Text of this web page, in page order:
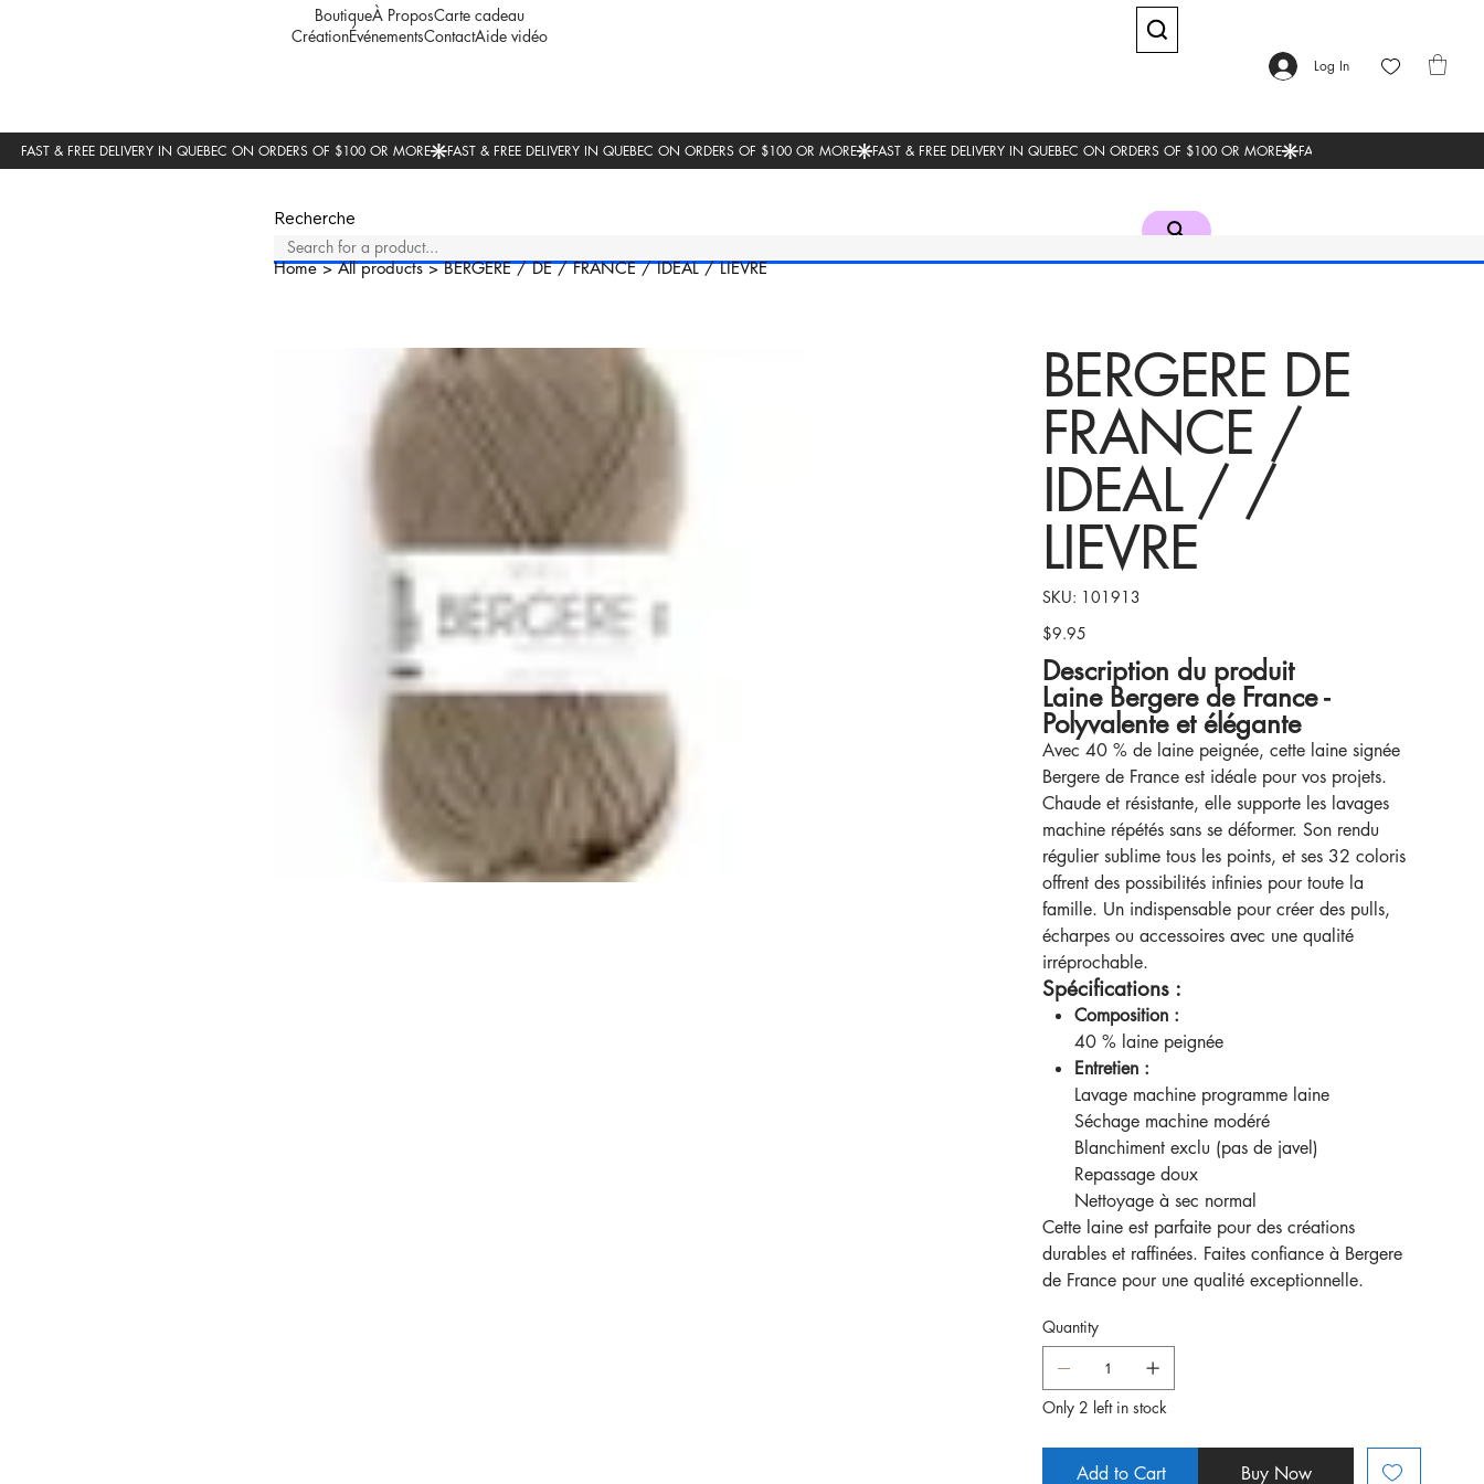
BoutiqueÀ ProposCarte cadeau
CréationÉvénementsContactAide vidéo
Log In
Recherche
Home>All products>BERGERE / DE / FRANCE / IDEAL / LIEVRE
BERGERE DE
FRANCE /
IDEAL / /
LIEVRE
SKU:
SKU
101913
101913
Price
$9.95
Description du produit
Laine Bergere de France -
Polyvalente et élégante
Avec 40 % de laine peignée, cette laine signée
Bergere de France est idéale pour vos projets.
Chaude et résistante, elle supporte les lavages
machine répétés sans se déformer. Son rendu
régulier sublime tous les points, et ses 32 coloris
offrent des possibilités infinies pour toute la
famille. Un indispensable pour créer des pulls,
écharpes ou accessoires avec une qualité
irréprochable.
Spécifications :
Composition :
40 % laine peignée
Entretien :
Lavage machine programme laine
Séchage machine modéré
Blanchiment exclu (pas de javel)
Repassage doux
Nettoyage à sec normal
Cette laine est parfaite pour des créations
durables et raffinées. Faites confiance à Bergere
de France pour une qualité exceptionnelle.
Quantity
Only 2 left in stock
Add to Cart Buy Now